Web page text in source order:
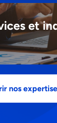
et
nos